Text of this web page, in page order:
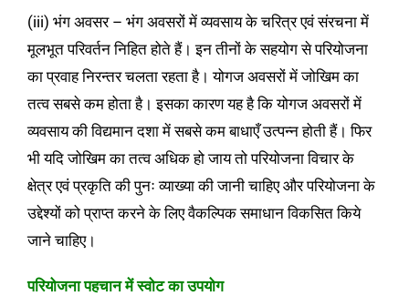
(iii) भंग अवसर – भंग अवसरों में व्यवसाय के चरित्र एवं संरचना में
मूलभूत परिवर्तन निहित होते हैं। इन तीनों के सहयोग से परियोजना
का प्रवाह निरन्तर चलता रहता है। योगज अवसरों में जोखिम का
तत्व सबसे कम होता है। इसका कारण यह है कि योगज अवसरों में
व्यवसाय की विद्यमान दशा में सबसे कम बाधाएँ उत्पन्न होती हैं। फिर
भी यदि जोखिम का तत्व अधिक हो जाय तो परियोजना विचार के
क्षेत्र एवं प्रकृति की पुनः व्याख्या की जानी चाहिए और परियोजना के
उद्देश्यों को प्राप्त करने के लिए वैकल्पिक समाधान विकसित किये
जाने चाहिए।
परियोजना पहचान में स्वोट का उपयोग